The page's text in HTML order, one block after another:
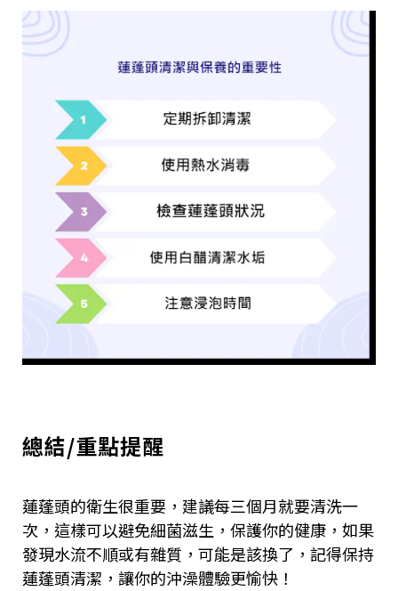
總結/重點提醒
蓮蓬頭的衛生很重要，建議每三個月就要清洗一
次，這樣可以避免細菌滋生，保護你的健康，如果
發現水流不順或有雜質，可能是該換了，記得保持
蓮蓬頭清潔，讓你的沖澡體驗更愉快！